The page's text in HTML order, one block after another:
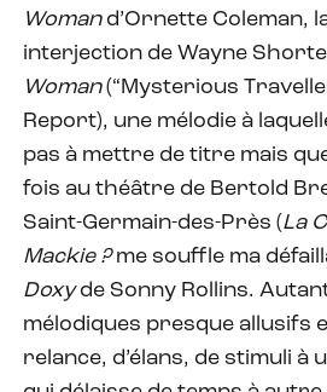
Woman d’Ornette Coleman,
interjection de Wayne
Woman(“Mysterious
Report), une mélodie à
pas à mettre de titre mais
fois au théâtre de Bertold
Saint-Germain-des-Près (La
Mackie ?me souffle ma
Doxyde Sonny Rollins.
mélodiques presque allusifs
relance, d’élans, de stimuli à